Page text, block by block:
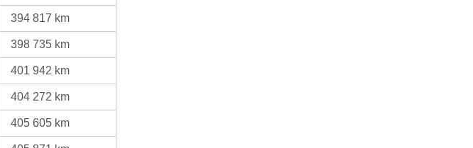
394 817 km
398 735 km
401 942 km
404 272 km
405 605 km